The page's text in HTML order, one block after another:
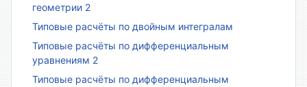
геометрии 2
Типовые расчёты по двойным интегралам
Типовые расчёты по дифференциальным
уравнениям 2
Типовые расчёты по дифференциальным